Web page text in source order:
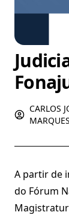
CARLOS
MARQUES
A partir de
do Fórum